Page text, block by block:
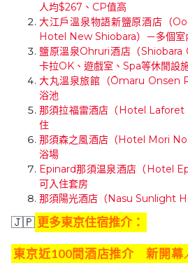
人均$267、CP值高
大江戶溫泉物語新鹽原酒店（
Hotel New Shiobara）－多個室
鹽原溫泉Ohruri酒店（
卡拉OK、遊戲室、Spa等休閒設
大丸溫泉旅館（Ōmaru Onsen
浴池
那須拉福雷酒店（Hotel Laforet
住
那須森之風酒店（Hotel Mori
浴場
Epinard那須温泉酒店（Hotel
可入住套房
那須陽光酒店（Nasu Sunlight
🇯🇵更多東京住宿推介：
東京近100間酒店推介 新開幕